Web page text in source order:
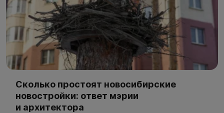
Сколько простоят новосибирские
новостройки: ответ мэрии
и архитектора